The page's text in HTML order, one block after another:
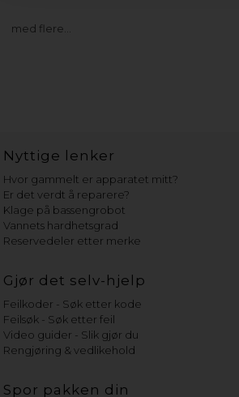
med flere…
Nyttige lenker
Hvor gammelt er apparatet mitt?
Er det verdt å reparere?
Klage på bassengrobot
Vannets hardhetsgrad
Reservedeler etter merke
Gjør det selv-hjelp
Feilkoder - Søk etter kode
Feilsøk - Søk etter feil
Video guider - Slik gjør du
Rengjøring & vedlikehold
Spor pakken din